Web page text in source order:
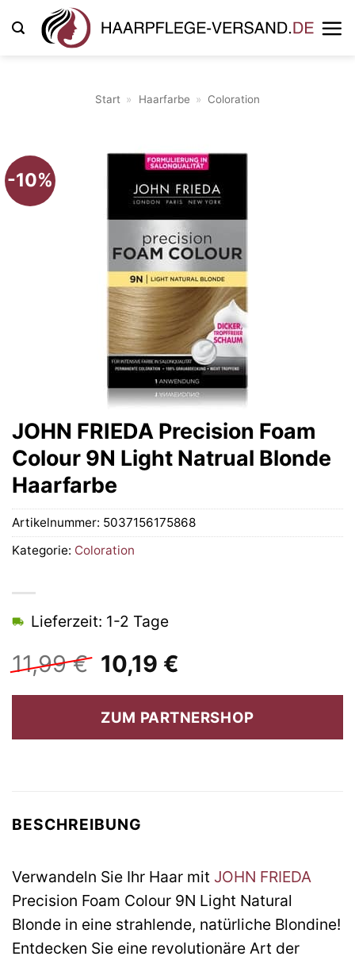
Inhalt
Start » Haarfarbe » Coloration
-10%
JOHN FRIEDA Precision Foam
Colour 9N Light Natrual Blonde
Haarfarbe
11,99€ Ursprünglicher
Preis
war:
11,99 €
10,19 €
ist:
10,19 €.
Lieferzeit: 1-2 Tage
ZUM PARTNERSHOP
Artikelnummer: 5037156175868
Kategorie: Coloration
BESCHREIBUNG
Verwandeln Sie Ihr Haar mit JOHN FRIEDA
Precision Foam Colour 9N Light Natural
Blonde in eine strahlende, natürliche Blondine!
Entdecken Sie eine revolutionäre Art der